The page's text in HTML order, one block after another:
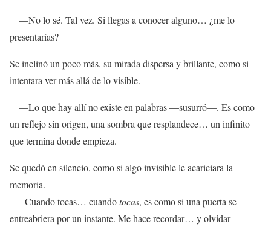
—No lo sé. Tal vez. Si llegas a conocer alguno… ¿me lo
presentarías?
Se inclinó un poco más, su mirada dispersa y brillante, como si
intentara ver más allá de lo visible.
—Lo que hay allí no existe en palabras —susurró—. Es como
un reflejo sin origen, una sombra que resplandece… un infinito
que termina donde empieza.
Se quedó en silencio, como si algo invisible le acariciara la
memoria.
—Cuando tocas… cuandotocas, es como si una puerta se
entreabriera por un instante. Me hace recordar… y olvidar